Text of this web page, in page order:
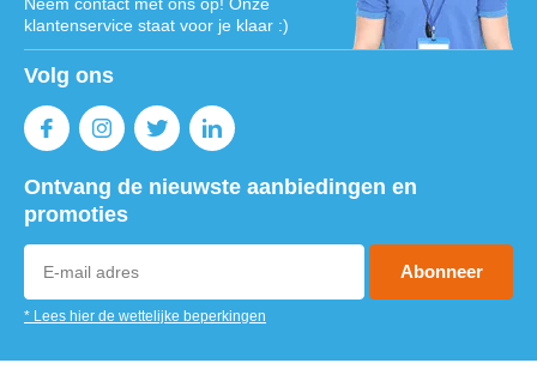
klantenservice staat voor je klaar :)
Volg ons
Ontvang de nieuwste aanbiedingen en
promoties
Abonneer
* Lees hier de wettelijke beperkingen